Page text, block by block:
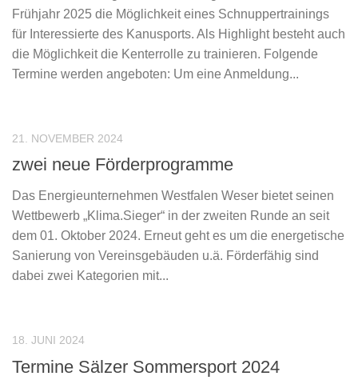
Frühjahr 2025 die Möglichkeit eines Schnuppertrainings
für Interessierte des Kanusports. Als Highlight besteht auch
die Möglichkeit die Kenterrolle zu trainieren. Folgende
Termine werden angeboten: Um eine Anmeldung...
21. NOVEMBER 2024
zwei neue Förderprogramme
Das Energieunternehmen Westfalen Weser bietet seinen
Wettbewerb „Klima.Sieger“ in der zweiten Runde an seit
dem 01. Oktober 2024. Erneut geht es um die energetische
Sanierung von Vereinsgebäuden u.ä. Förderfähig sind
dabei zwei Kategorien mit...
18. JUNI 2024
Termine Sälzer Sommersport 2024